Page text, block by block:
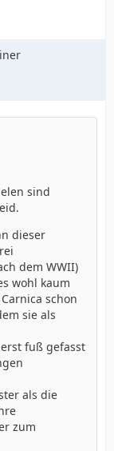
sind
dieser
dem WWII)
wohl kaum
schon
sie als
fuß gefasst
als die
zum